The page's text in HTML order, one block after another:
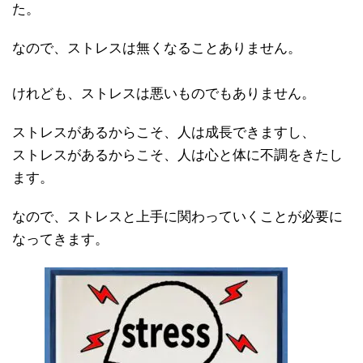
た。
なので、ストレスは無くなることありません。
けれども、ストレスは悪いものでもありません。
ストレスがあるからこそ、人は成長できますし、
ストレスがあるからこそ、人は心と体に不調をきたし
ます。
なので、ストレスと上手に関わっていくことが必要に
なってきます。